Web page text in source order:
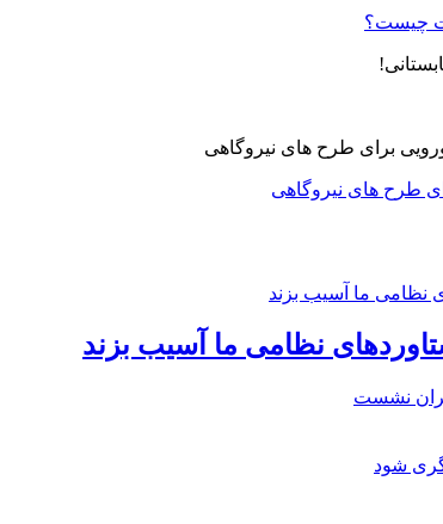
چیست؟
طرح های نیروگاهی
نظامی ما آسیب بزند